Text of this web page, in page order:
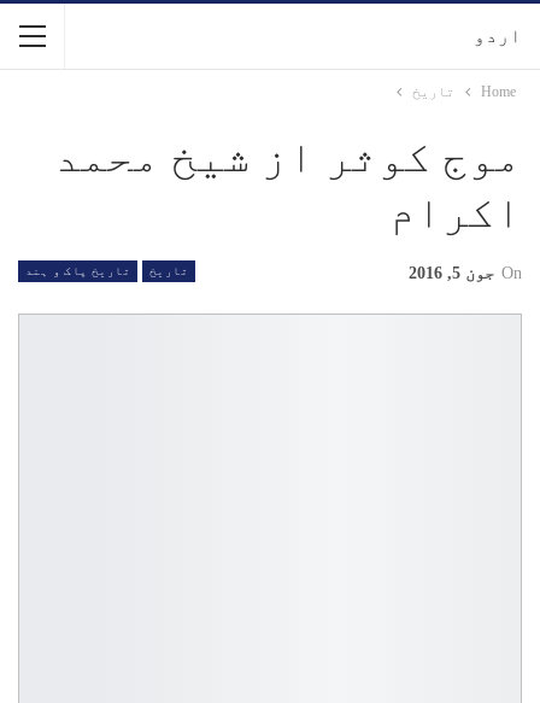
اردو
Home تاریخ
موج کوثر از شیخ محمد
اکرام
تاریخ تاریخ پاک و ہند On جون 5, 2016